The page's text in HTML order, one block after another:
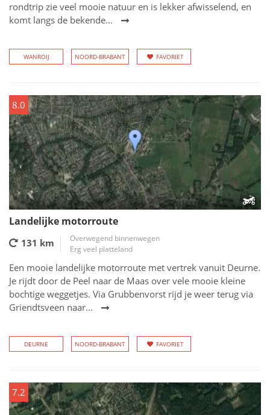
rondtrip zie veel mooie natuur en is lekker afwisselend, en
komt langs de bekende...
WANROIJ NOORD-BRABANT FAVORIET
8.0
Landelijke motorroute
131 km
Overwegend binnenwegen
Erg veel platteland
Een mooie landelijke motorroute met vertrek vanuit Deurne.
Je rijdt door de Peel naar de Maas over vele mooie kleine
bochtige weggetjes. Via Grubbenvorst rijd je weer terug via
Griendtsveen naar...
DEURNE NOORD-BRABANT FAVORIET
7.2